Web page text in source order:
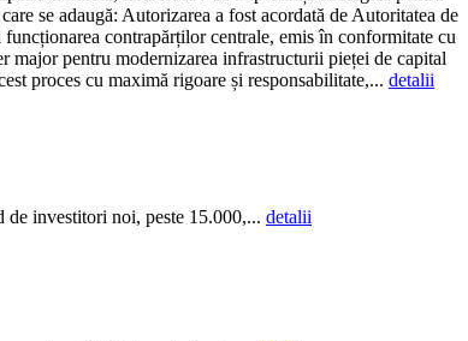
se adaugă: Autorizarea a fost acordată de Autoritatea de
contrapărților centrale, emis în conformitate cu
pentru modernizarea infrastructurii pieței de capital
proces cu maximă rigoare și responsabilitate,... detalii
investitori noi, peste 15.000,... detalii